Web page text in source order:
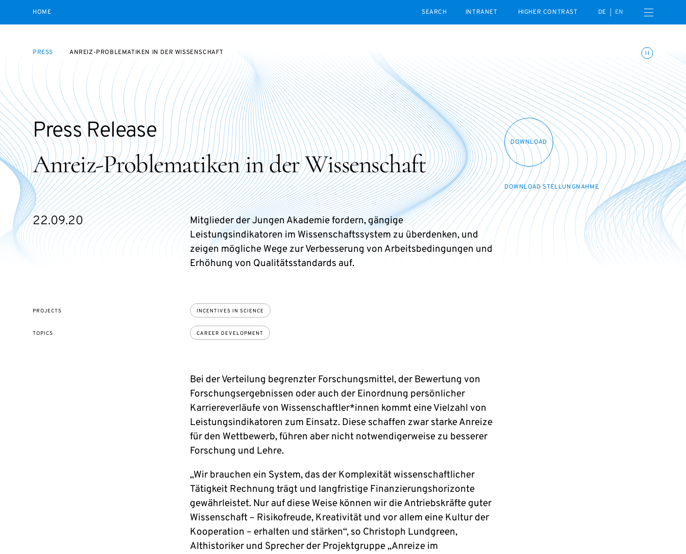
HOME
INTRANET
HIGHER CONTRAST DE EN Open navigation menu
Toggle animations
PRESS ANREIZ-PROBLEMATIKEN IN DER WISSENSCHAFT
Anreiz-Problematiken in der Wissenschaft
Press Release DOWNLOAD
DOWNLOAD STELLUNGNAHME
22.09.20
Mitglieder der Jungen Akademie fordern, gängige
Leistungsindikatoren im Wissenschaftssystem zu überdenken, und
zeigen mögliche Wege zur Verbesserung von Arbeitsbedingungen und
Erhöhung von Qualitätsstandards auf.
PROJECTS INCENTIVES IN SCIENCE
TOPICS CAREER DEVELOPMENT
Bei der Verteilung begrenzter Forschungsmittel, der Bewertung von
Forschungsergebnissen oder auch der Einordnung persönlicher
Karriereverläufe von Wissenschaftler*innen kommt eine Vielzahl von
Leistungsindikatoren zum Einsatz. Diese schaffen zwar starke Anreize
für den Wettbewerb, führen aber nicht notwendigerweise zu besserer
Forschung und Lehre.
„Wir brauchen ein System, das der Komplexität wissenschaftlicher
Tätigkeit Rechnung trägt und langfristige Finanzierungshorizonte
gewährleistet. Nur auf diese Weise können wir die Antriebskräfte guter
Wissenschaft – Risikofreude, Kreativität und vor allem eine Kultur der
Kooperation – erhalten und stärken“, so Christoph Lundgreen,
Althistoriker und Sprecher der Projektgruppe „Anreize im